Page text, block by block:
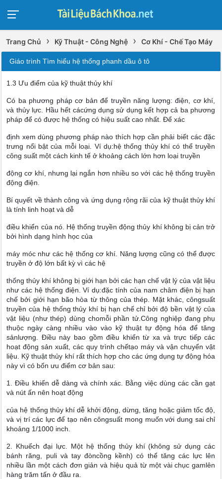
Trang Chủ › Kỹ Thuật - Công Nghệ › Cơ Khí - Chế Tạo Máy
Giáo trình Tìm hiểu hệ thống phanh dầu ô tô
1.3 Ưu điểm của kỹ thuật thủy khí
Có ba phương pháp cơ bản để truyền năng lượng: điện, cơ khí,
và thủy lực. Hầu hết cácứng dụng sử dụng kết hợp cả ba phương
pháp để có được hệ thống có hiệu suất cao nhất. Để xác
định xem dùng phương pháp nào thích hợp cần phải biết các đặc
trưng nổi bật của mỗi loại. Ví dụ:hệ thống thủy khí có thể truyền
công suất một cách kinh tế ở khoảng cách lớn hơn loại truyền
động cơ khí, nhưng lại ngắn hơn nhiều so với các hệ thống truyền
động điện.
Bí quyết về thành công và ứng dụng rộng rãi của kỹ thuật thủy khí
là tính linh hoạt và dễ
điều khiển của nó. Hệ thống truyền động thủy khí không bị cản trở
bởi hình dạng hình học của
máy móc như các hệ thống cơ khí. Năng lượng cũng có thể được
truyền ở độ lớn bất kỳ vì các hệ
thống thủy khí không bị giới hạn bởi các hạn chế vật lý của vật liệu
như các hệ thống điện. Ví dụ:đặc tính của nam châm điện bị hạn
chế bởi giới hạn bão hòa từ thông của thép. Mặt khác, côngsuất
truyền của hệ thống thủy khí bị hạn chế chỉ bởi độ bền vật lý của
vật liệu (như thép) dùng chomỗi phần tử.Công nghiệp đang phụ
thuộc ngày càng nhiều vào vào kỹ thuật tự động hóa để tăng
sảnlượng. Điều này bao gồm điều khiển từ xa và trực tiếp các
hoạt động sản xuất, các quy trình chếtạo máy và vận chuyển vật
liệu. Kỹ thuật thủy khí rất thích hợp cho các ứng dụng tự động hóa
này vì có bốn ưu điểm cơ bản sau:
1. Điều khiển dễ dàng và chính xác. Bằng việc dùng các cần gạt
và nút ấn nên hoạt động
của hệ thống thủy khí dễ khởi động, dừng, tăng hoặc giảm tốc độ,
và vị trí các lực để tạo nên côngsuất mong muốn với dung sai chỉ
khoảng 1/1000 inch.
2. Khuếch đại lực. Một hệ thống thủy khí (không sử dụng các
bánh răng, puli và tay đòncồng kềnh) có thể tăng các lực lên
nhiều lần một cách đơn giản và hiệu quả từ một vài chục gamlên
hàng trăm tấn ở đầu ra.